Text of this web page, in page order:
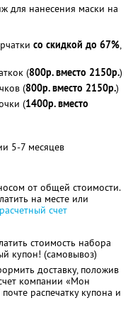
для нанесения маски на
со скидкой до 67%,
(800р. вместо 2150р.)
(800р. вместо 2150р.)
(1400р. вместо
5-7 месяцев
от общей стоимости.
на месте или
расчетный счет
стоимость набора
купон! (самовывоз)
доставку, положив
компании «Мон
распечатку купона и